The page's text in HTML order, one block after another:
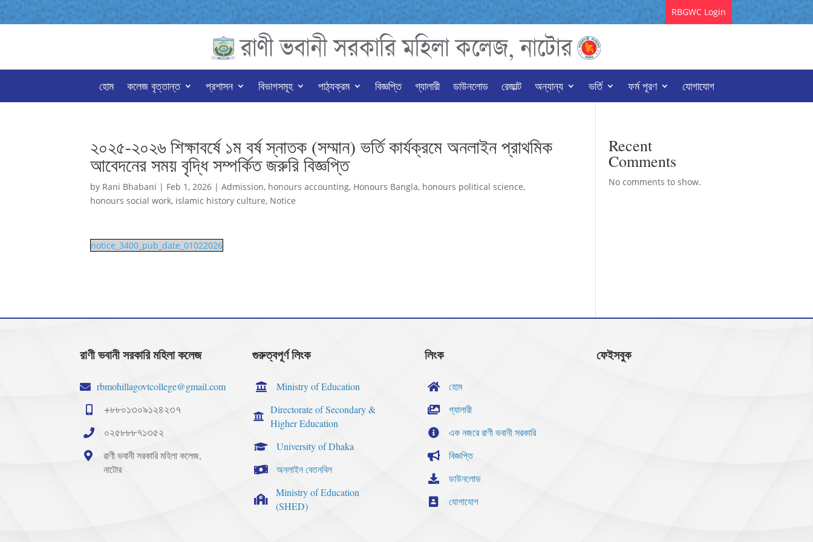
RBGWC Login
হোম কলেজ বৃত্তান্ত প্রশাসন বিভাগসমূহ পাঠ্যক্রম বিজ্ঞপ্তি গ্যালারী ডাউনলোড রেজাল্ট অন্যান্য ভর্তি ফর্ম পূরণ যোগাযোগ
২০২৫-২০২৬ শিক্ষাবর্ষে ১ম বর্ষ স্নাতক (সম্মান) ভর্তি কার্যক্রমে অনলাইন প্রাথমিক
আবেদনের সময় বৃদ্ধি সম্পর্কিত জরুরি বিজ্ঞপ্তি
by Rani Bhabani | Feb 1, 2026 |Admission, honours accounting, Honours Bangla, honours political science,
honours social work, islamic history culture, Notice
notice_3400_pub_date_01022026
Recent
Comments
No comments to show.
রাণী ভবানী সরকারি মহিলা কলেজ
rbmohillagovtcollege@gmail.com
+৮৮০১৩০৯১২৪২৩৭
০২৫৮৮৮৭১৩৫২
রাণী ভবানী সরকারি মহিলা কলেজ,
নাটোর
গুরুত্বপূর্ণ লিংক
Ministry of Education
Directorate of Secondary &
Higher Education
University of Dhaka
অনলাইন বেতনবিল
Ministry of Education
(SHED)
লিংক
হোম
গ্যালারী
এক নজরে রাণী ভবানী সরকারি
বিজ্ঞপ্তি
ডাউনলোড
যোগাযোগ
ফেইসবুক